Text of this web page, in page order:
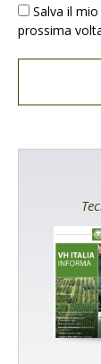
Salva il
prossima